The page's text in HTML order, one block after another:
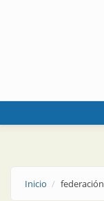
Inicio federación